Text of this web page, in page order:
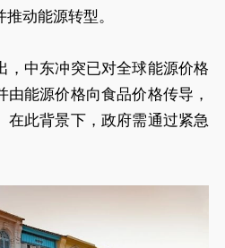
动能源转型。
，中东冲突已对全球能源价格
能源价格向食品价格传导，
在此背景下，政府需通过紧急